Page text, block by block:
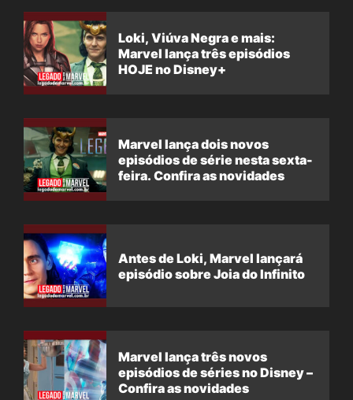
Loki, Viúva Negra e mais:
Marvel lança três episódios
HOJE no Disney+
Marvel lança dois novos
episódios de série nesta sexta-
feira. Confira as novidades
Antes de Loki, Marvel lançará
episódio sobre Joia do Infinito
Marvel lança três novos
episódios de séries no Disney –
Confira as novidades